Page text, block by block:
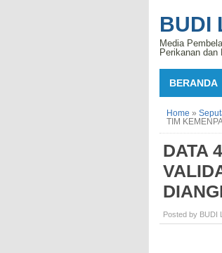
BUDI
Media
Perikanan dan
BERANDA
Home »
TIM
DATA
Posted by BUDI